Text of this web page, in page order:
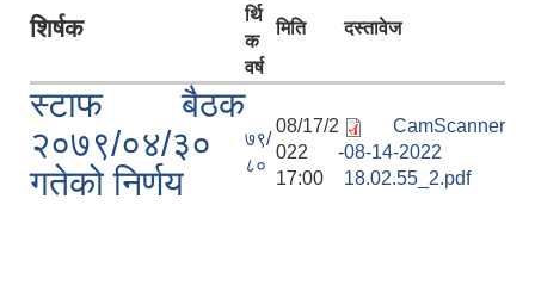
शिर्षक
र्थि
क
वर्ष
मिति दस्तावेज
स्टाफ बैठक
२०७९/०४/३०
गतेको निर्णय
७९/
८०
08/17/2
022 -
17:00
CamScanner
08-14-2022
18.02.55_2.pdf